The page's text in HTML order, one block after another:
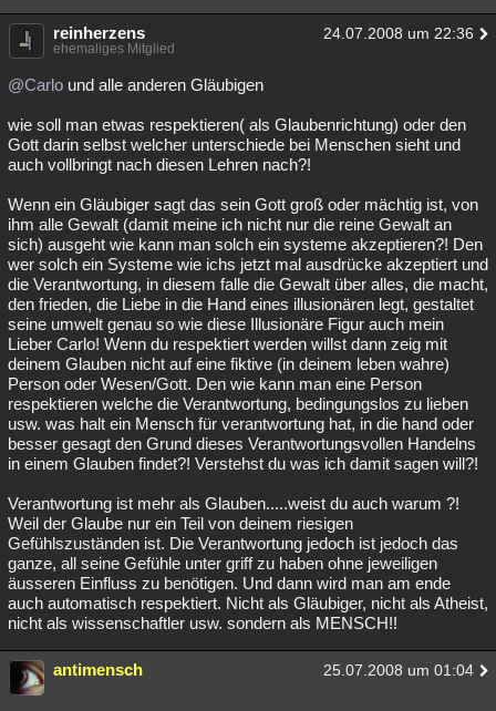
reinherzens 24.07.2008 um 22:36
ehemaliges Mitglied
@Carlo und alle anderen Gläubigen
wie soll man etwas respektieren( als Glaubenrichtung) oder den
Gott darin selbst welcher unterschiede bei Menschen sieht und
auch vollbringt nach diesen Lehren nach?!
Wenn ein Gläubiger sagt das sein Gott groß oder mächtig ist, von
ihm alle Gewalt (damit meine ich nicht nur die reine Gewalt an
sich) ausgeht wie kann man solch ein systeme akzeptieren?! Den
wer solch ein Systeme wie ichs jetzt mal ausdrücke akzeptiert und
die Verantwortung, in diesem falle die Gewalt über alles, die macht,
den frieden, die Liebe in die Hand eines illusionären legt, gestaltet
seine umwelt genau so wie diese Illusionäre Figur auch mein
Lieber Carlo! Wenn du respektiert werden willst dann zeig mit
deinem Glauben nicht auf eine fiktive (in deinem leben wahre)
Person oder Wesen/Gott. Den wie kann man eine Person
respektieren welche die Verantwortung, bedingungslos zu lieben
usw. was halt ein Mensch für verantwortung hat, in die hand oder
besser gesagt den Grund dieses Verantwortungsvollen Handelns
in einem Glauben findet?! Verstehst du was ich damit sagen will?!
Verantwortung ist mehr als Glauben.....weist du auch warum ?!
Weil der Glaube nur ein Teil von deinem riesigen
Gefühlszuständen ist. Die Verantwortung jedoch ist jedoch das
ganze, all seine Gefühle unter griff zu haben ohne jeweiligen
äusseren Einfluss zu benötigen. Und dann wird man am ende
auch automatisch respektiert. Nicht als Gläubiger, nicht als Atheist,
nicht als wissenschaftler usw. sondern als MENSCH!!
antimensch 25.07.2008 um 01:04